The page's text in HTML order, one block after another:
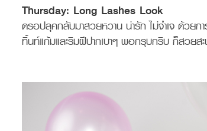
Thursday: Long Lashes Look
ดรอปลุคกลับมาสวยหวาน น่ารัก ไม่จำเจ ด้วยก
ทิ้นท์แก้มและริมฝีปากเบาๆ พอกรุบกริบ ก็สวยส